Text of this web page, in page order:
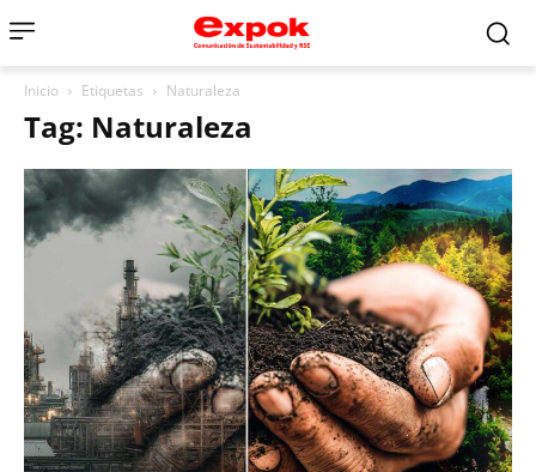
Inicio Etiquetas Naturaleza
Tag: Naturaleza